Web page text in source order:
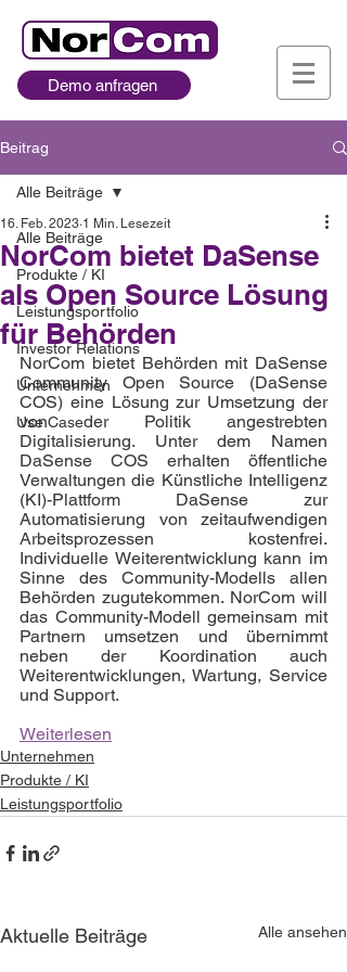
Demo anfragen
Beitrag
Alle Beiträge
Produkte / KI
Leistungsportfolio
Investor Relations
Unternehmen
Use Case
Alle Beiträge
NorCom bietet DaSense
als Open Source Lösung
für Behörden
16. Feb. 2023 1 Min. Lesezeit
NorCom bietet Behörden mit DaSense
Community Open Source (DaSense
COS) eine Lösung zur Umsetzung der
von der Politik angestrebten
Digitalisierung. Unter dem Namen
DaSense COS erhalten öffentliche
Verwaltungen die Künstliche Intelligenz
(KI)-Plattform DaSense zur
Automatisierung von zeitaufwendigen
Arbeitsprozessen kostenfrei.
Individuelle Weiterentwicklung kann im
Sinne des Community-Modells allen
Behörden zugutekommen. NorCom will
das Community-Modell gemeinsam mit
Partnern umsetzen und übernimmt
neben der Koordination auch
Weiterentwicklungen, Wartung, Service
und Support.
Weiterlesen
Unternehmen
Produkte / KI
Leistungsportfolio
Aktuelle Beiträge Alle ansehen